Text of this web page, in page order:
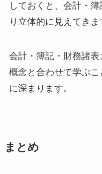
しておくと、会計・
り立体的に見えてきま
会計・簿記・財務諸
概念と合わせて学ぶ
に深まります。
まとめ